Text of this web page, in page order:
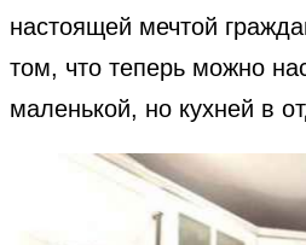
настоящей мечтой
том, что теперь можно
маленькой, но кухней в